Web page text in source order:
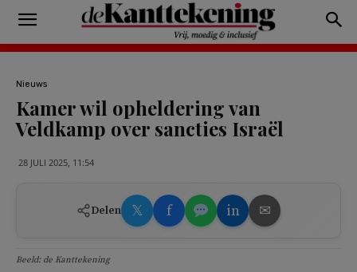
Nieuws
Kamer wil opheldering van
Veldkamp over sancties Israël
28 JULI 2025, 11:54
Delen 𝕏 f in ✉
Beeld: de Kanttekening